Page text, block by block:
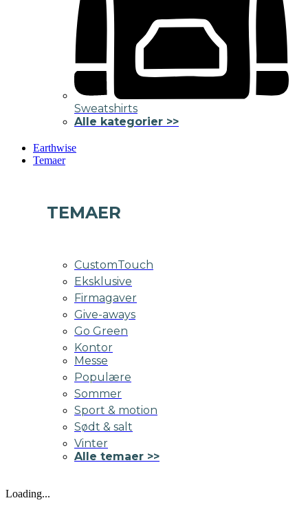
Sweatshirts
Alle kategorier >>
Earthwise
Temaer
TEMAER
CustomTouch
Eksklusive
Firmagaver
Give-aways
Go Green
Kontor
Messe
Populære
Sommer
Sport & motion
Sødt & salt
Vinter
Alle temaer >>
Loading...